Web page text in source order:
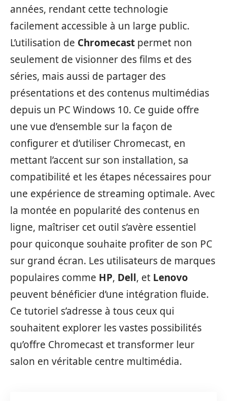
années, rendant cette technologie
facilement accessible à un large public.
L’utilisation de Chromecast permet non
seulement de visionner des films et des
séries, mais aussi de partager des
présentations et des contenus multimédias
depuis un PC Windows 10. Ce guide offre
une vue d’ensemble sur la façon de
configurer et d’utiliser Chromecast, en
mettant l’accent sur son installation, sa
compatibilité et les étapes nécessaires pour
une expérience de streaming optimale. Avec
la montée en popularité des contenus en
ligne, maîtriser cet outil s’avère essentiel
pour quiconque souhaite profiter de son PC
sur grand écran. Les utilisateurs de marques
populaires comme HP, Dell, et Lenovo
peuvent bénéficier d’une intégration fluide.
Ce tutoriel s’adresse à tous ceux qui
souhaitent explorer les vastes possibilités
qu’offre Chromecast et transformer leur
salon en véritable centre multimédia.